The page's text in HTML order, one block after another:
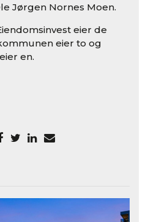
Jørgen Nornes ­Moen.
eier de
eier to og
en.